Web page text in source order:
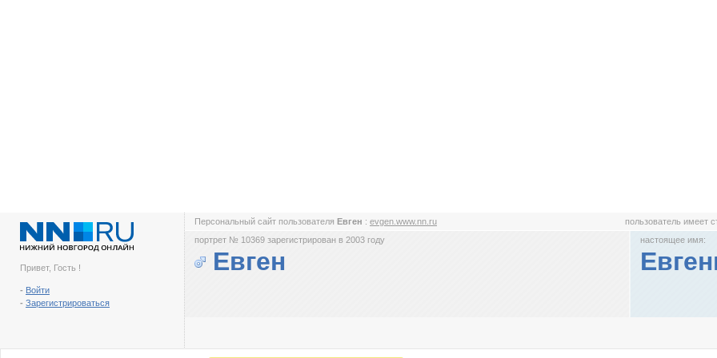
Привет, Гость !
- Войти
- Зарегистрироваться
Персональный сайт пользователя Евген : evgen.www.nn.ru пользователь имеет
портрет № 10369 зарегистрирован в 2003 году
Евген
настоящее имя: